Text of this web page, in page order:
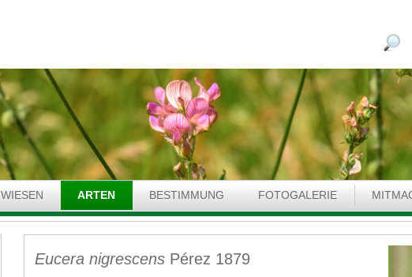
WIESEN ARTEN BESTIMMUNG FOTOGALERIE
Eucera nigrescensPérez 1879